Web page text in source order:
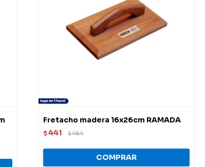
Fretacho madera 16x26cm RAMADA
$441 $464